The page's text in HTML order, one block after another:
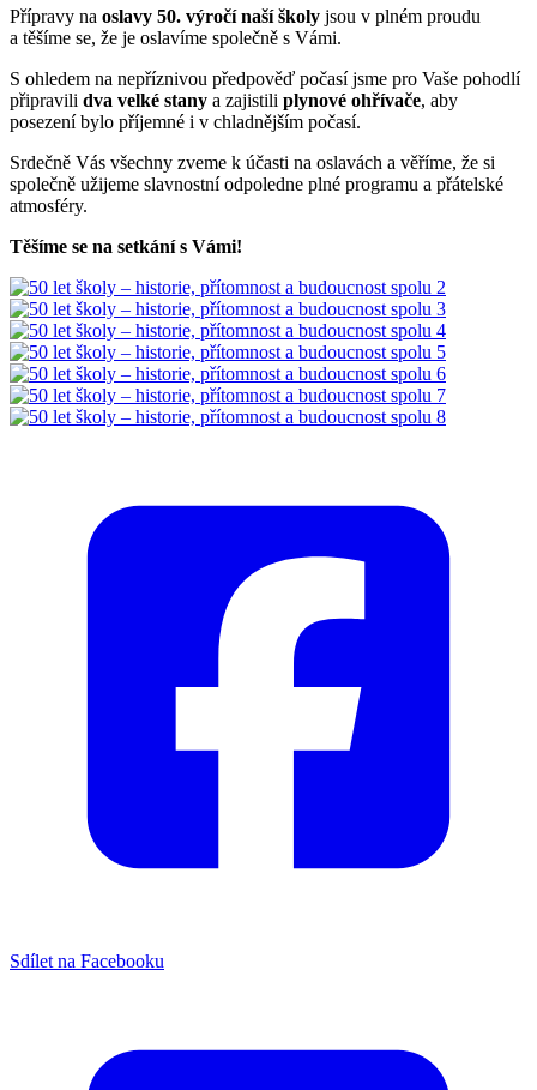
Přípravy na oslavy 50. výročí naší školy jsou v plném proudu
a těšíme se, že je oslavíme společně s Vámi.
S ohledem na nepříznivou předpověď počasí jsme pro Vaše pohodlí
připravili dva velké stany a zajistili plynové ohřívače, aby
posezení bylo příjemné i v chladnějším počasí.
Srdečně Vás všechny zveme k účasti na oslavách a věříme, že si
společně užijeme slavnostní odpoledne plné programu a přátelské
atmosféry.
Těšíme se na setkání s Vámi!
Sdílet na Facebooku